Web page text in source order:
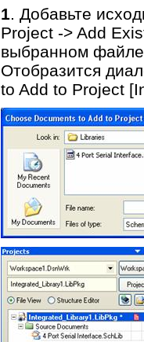
1. Добавьте
Project -> Add
выбранном
Отобразится
to Add to Project